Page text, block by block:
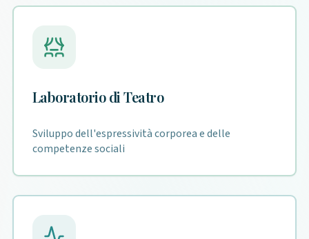
Laboratorio di Teatro
Sviluppo dell'espressività corporea e delle
competenze sociali